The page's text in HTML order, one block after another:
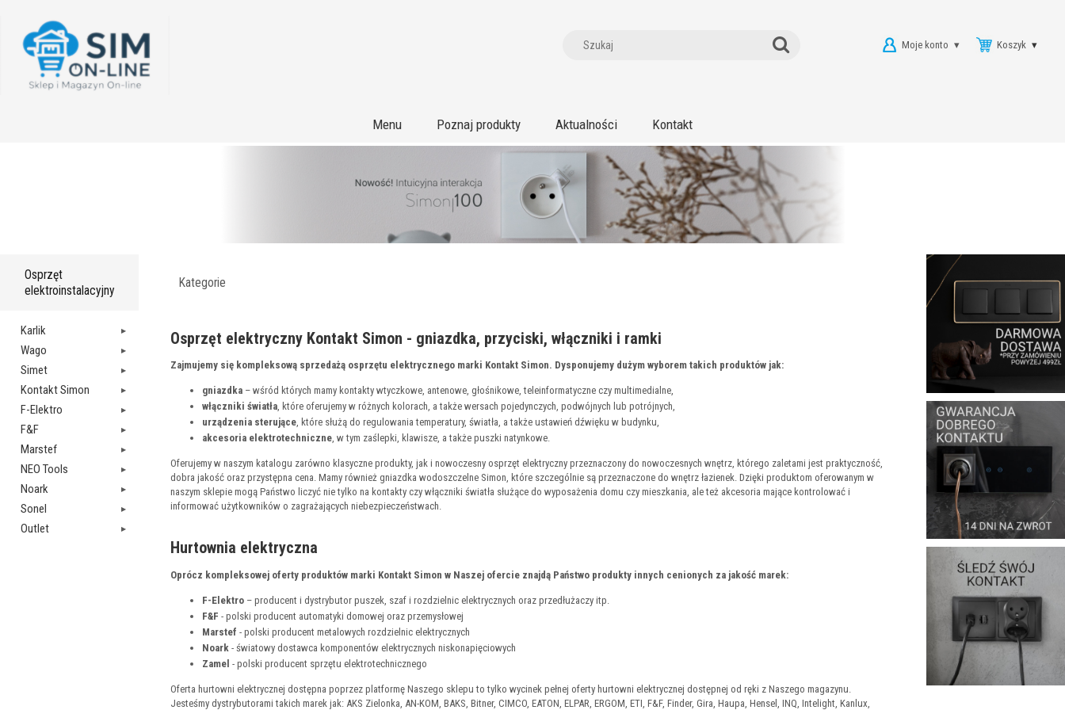
Koszyk
Moje konto
Menu Poznaj produkty Aktualności Kontakt
Osprzęt
elektroinstalacyjny
Karlik
Wago
Simet
Kontakt Simon
F-Elektro
F&F
Marstef
NEO Tools
Noark
Sonel
Outlet
Kategorie
Osprzęt elektryczny Kontakt Simon - gniazdka, przyciski, włączniki i ramki
Zajmujemy się kompleksową sprzedażą osprzętu elektrycznego marki Kontakt Simon. Dysponujemy dużym wyborem takich produktów jak:
gniazdka– wśród których mamy kontakty wtyczkowe, antenowe, głośnikowe, teleinformatyczne czy multimedialne,
włączniki światła, które oferujemy w różnych kolorach, a także wersach pojedynczych, podwójnych lub potrójnych,
urządzenia sterujące, które służą do regulowania temperatury, światła, a także ustawień dźwięku w budynku,
akcesoria elektrotechniczne, w tym zaślepki, klawisze, a także puszki natynkowe.
Oferujemy w naszym katalogu zarówno klasyczne produkty, jak i nowoczesny osprzęt elektryczny przeznaczony do nowoczesnych wnętrz, którego zaletami jest praktyczność,
dobra jakość oraz przystępna cena. Mamy również gniazdka wodoszczelne Simon, które szczególnie są przeznaczone do wnętrz łazienek. Dzięki produktom oferowanym w
naszym sklepie mogą Państwo liczyć nie tylko na kontakty czy włączniki światła służące do wyposażenia domu czy mieszkania, ale też akcesoria mające kontrolować i
informować użytkowników o zagrażających niebezpieczeństwach.
Hurtownia elektryczna
Oprócz kompleksowej oferty produktów marki Kontakt Simon w Naszej ofercie znajdą Państwo produkty innych cenionych za jakość marek:
F-Elektro– producent i dystrybutor puszek, szaf i rozdzielnic elektrycznych oraz przedłużaczy itp.
F&F - polski producent automatyki domowej oraz przemysłowej
Marstef - polski producent metalowych rozdzielnic elektrycznych
Noark - światowy dostawca komponentów elektrycznych niskonapięciowych
Zamel - polski producent sprzętu elektrotechnicznego
Oferta hurtowni elektrycznej dostępna poprzez platformę Naszego sklepu to tylko wycinek pełnej oferty hurtowni elektrycznej dostępnej od ręki z Naszego magazynu.
Jesteśmy dystrybutorami takich marek jak: AKS Zielonka, AN-KOM, BAKS, Bitner, CIMCO, EATON, ELPAR, ERGOM, ETI, F&F, Finder, Gira, Haupa, Hensel, INQ, Intelight, Kanlux,